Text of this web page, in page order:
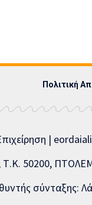
Πολιτική
Επιχείρηση |
50200,
σύνταξης: